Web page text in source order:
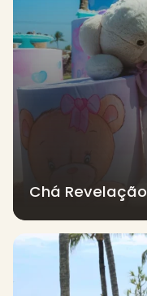
Chá Revelação